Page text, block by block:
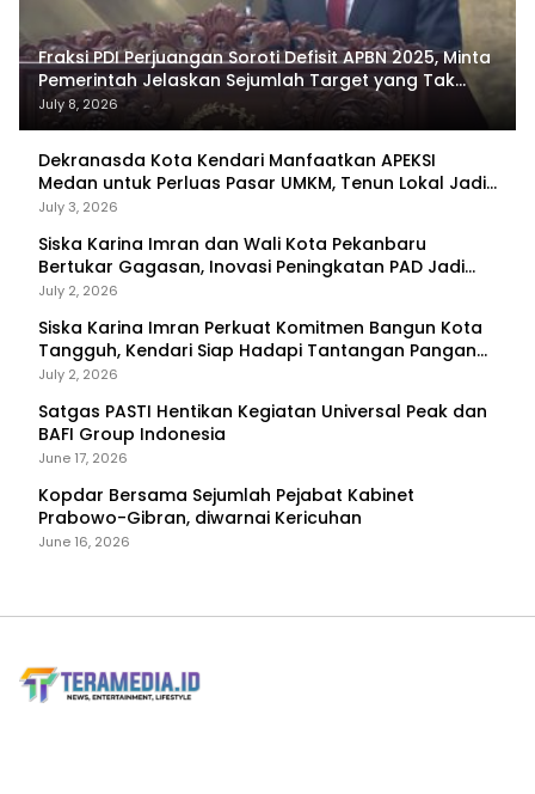
Fraksi PDI Perjuangan Soroti Defisit APBN 2025, Minta
Pemerintah Jelaskan Sejumlah Target yang Tak
Tercapai
July 8, 2026
Dekranasda Kota Kendari Manfaatkan APEKSI
Medan untuk Perluas Pasar UMKM, Tenun Lokal Jadi
Primadona
July 3, 2026
Siska Karina Imran dan Wali Kota Pekanbaru
Bertukar Gagasan, Inovasi Peningkatan PAD Jadi
Fokus Diskusi
July 2, 2026
Siska Karina Imran Perkuat Komitmen Bangun Kota
Tangguh, Kendari Siap Hadapi Tantangan Pangan
dan Bencana
July 2, 2026
Satgas PASTI Hentikan Kegiatan Universal Peak dan
BAFI Group Indonesia
June 17, 2026
Kopdar Bersama Sejumlah Pejabat Kabinet
Prabowo-Gibran, diwarnai Kericuhan
June 16, 2026